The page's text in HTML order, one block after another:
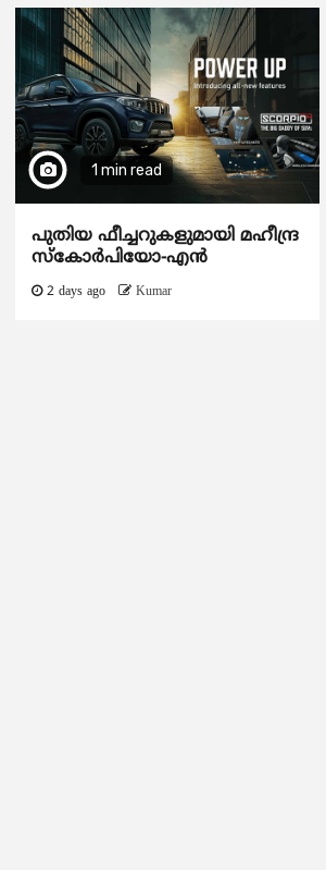
1 min read
പുതിയ ഫീച്ചറുകളുമായി മഹീന്ദ്ര
സ്കോർപിയോ-എൻ
2 days ago Kumar